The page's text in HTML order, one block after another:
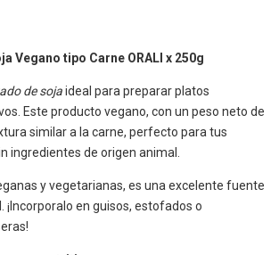
Vegano tipo Carne ORALI x 250g
de sojaideal para preparar platos
Este producto vegano, con un peso neto de
similar a la carne, perfecto para tus
ingredientes de origen animal.
y vegetarianas, es una excelente fuente
¡Incorporalo en guisos, estofados o